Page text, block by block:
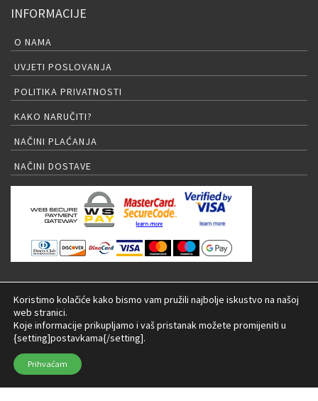
INFORMACIJE
O NAMA
UVJETI POSLOVANJA
POLITIKA PRIVATNOSTI
KAKO NARUČITI?
NAČINI PLAĆANJA
NAČINI DOSTAVE
PRIJAVA NA NEWSLETTER
© 2026 LED rasvjeta Internet trgovina |
Koristimo kolačiće kako bismo vam pružili najbolje iskustvo na našoj
web stranici.
Koje informacije prikupljamo i vaš pristanak možete promijeniti u
{setting]postavkama{/setting].
Prihvaćam